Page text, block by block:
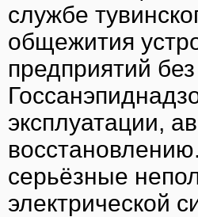
службе
общежития
предприятий
эксплуатации,
серьёзные
электрической